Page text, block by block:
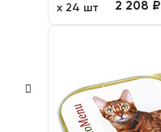
х 24 шт
2 208 ₽